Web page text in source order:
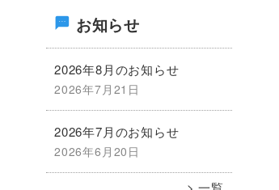
痛・
最
初
の
サ
お知らせ
2026年8月のお知らせ
2026年7月21日
2026年7月のお知らせ
2026年6月20日